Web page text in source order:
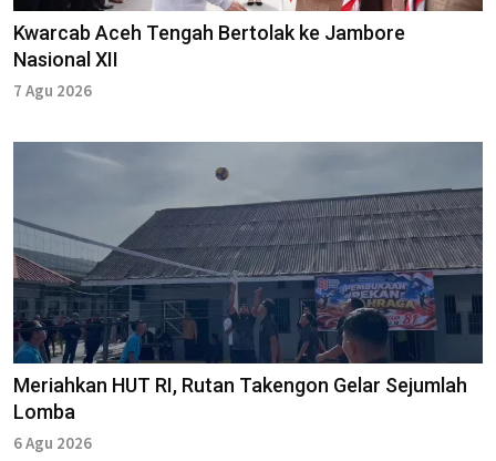
Kwarcab Aceh Tengah Bertolak ke Jambore
Nasional XII
7 Agu 2026
Meriahkan HUT RI, Rutan Takengon Gelar Sejumlah
Lomba
6 Agu 2026